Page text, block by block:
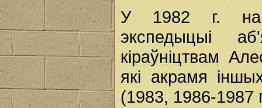
У 1982 г. на
экспедыцыі
кіраўніцтвам
які акрамя
(1983, 1986-1987